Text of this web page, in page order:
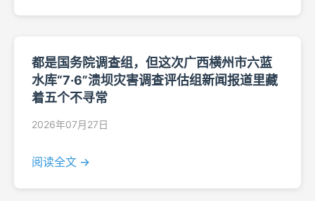
都是国务院调查组，但这次广西横州市六蓝
水库“7·6”溃坝灾害调查评估组新闻报道里藏
着五个不寻常
2026年07月27日
阅读全文 →